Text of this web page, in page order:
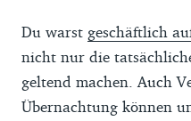
Du warst geschäftlich
nicht nur die
geltend machen. Auch
Übernachtung können